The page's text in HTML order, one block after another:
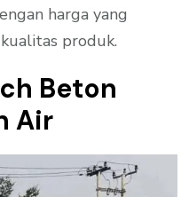
harga yang
produk.
Beton
Air